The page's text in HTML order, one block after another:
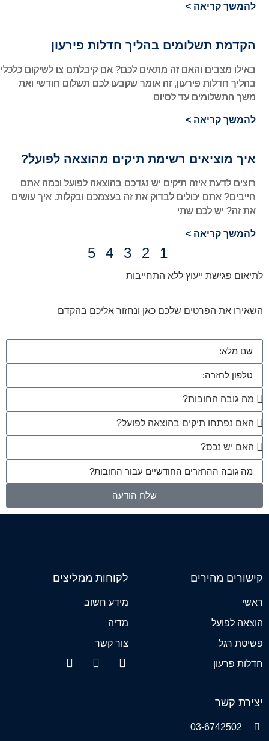
להמשך קריאה >
הקדמת תשלומים בהליך חדלות פירעון
באילו מצבים והאם זה מתאים לכם? אם קיבלתם צו לשיקום כלכלי
בהליך חדלות פירעון, זה אומר שקבעו לכם תשלום חודשי ואת
משך התשלומים עד לסיום
להמשך קריאה >
איך מוציאים רשימת תיקים מהוצאה לפועל?
רוצים לדעת איזה תיקים יש נגדכם בהוצאה לפועל וכמה אתם
חייבים? אתם יכולים לבדוק את זה בעצמכם ובקלות. איך עושים
את זה? יש לכם שתי
להמשך קריאה >
1
2
3
4
5
לתיאום פגישת ייעוץ ללא התחייבות
השאירו את הפרטים שלכם כאן ונחזור אליכם בהקדם
שלח הודעה
קישורים מהירים
ראשי
הוצאה לפועל
פשיטת רגל
חדלות פרעון
לקוחות ממליצים
מידע חשוב
מדיה
צור קשר
יצירת קשר
03-6742502